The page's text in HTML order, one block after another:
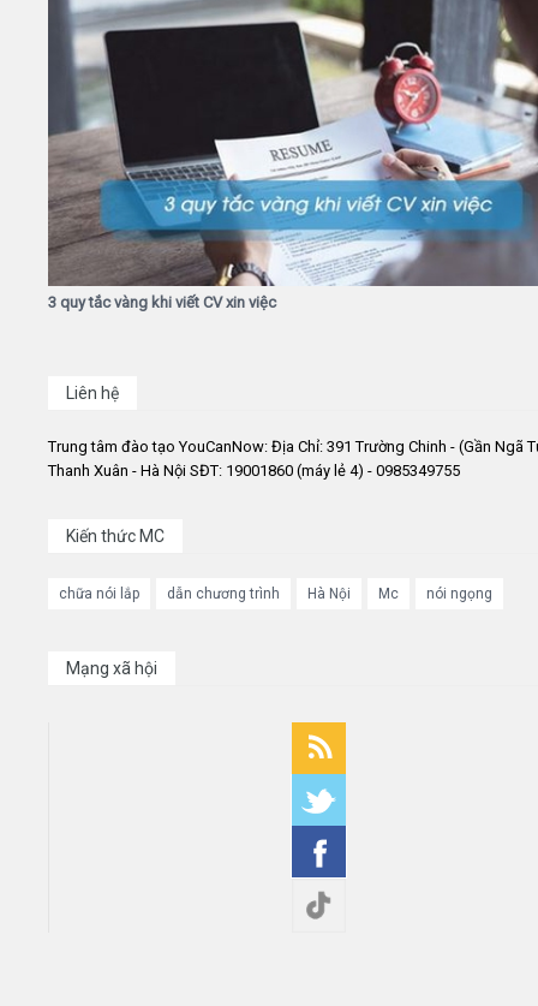
3 quy tắc vàng khi viết CV xin việc
Liên hệ
Trung tâm đào tạo YouCanNow: Địa Chỉ: 391 Trường Chinh - (Gần Ngã
Thanh Xuân - Hà Nội SĐT: 19001860 (máy lẻ 4) - 0985349755
Kiến thức MC
chữa nói lắp dẫn chương trình Hà Nội Mc nói ngọng
Mạng xã hội